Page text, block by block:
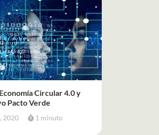
Circular 4.0 y
Pacto Verde
2020 1 minuto